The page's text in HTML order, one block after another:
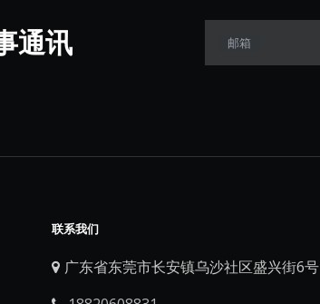
通讯​​​​​​​ 邮箱
联系我们
 广东省东莞市长安镇乌沙社区盛兴街6号